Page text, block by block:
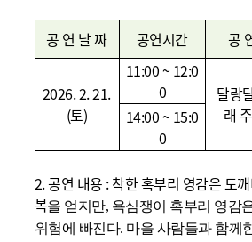
공 연 날 짜 공연시간 공
2026. 2. 21.
(토)
11:00 ~ 12:0
0
달랑
래
14:00 ~ 15:0
0
2.공연 내용 :착한 혹부리 영감은 도
복을 얻지만, 욕심쟁이 혹부리 영감
위험에 빠진다. 마을 사람들과 함께